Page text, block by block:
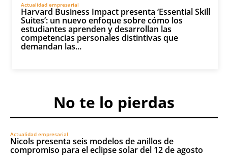
Actualidad empresarial
Harvard Business Impact presenta ‘Essential Skill
Suites’: un nuevo enfoque sobre cómo los
estudiantes aprenden y desarrollan las
competencias personales distintivas que
demandan las...
No te lo pierdas
Actualidad empresarial
Nicols presenta seis modelos de anillos de
compromiso para el eclipse solar del 12 de agosto